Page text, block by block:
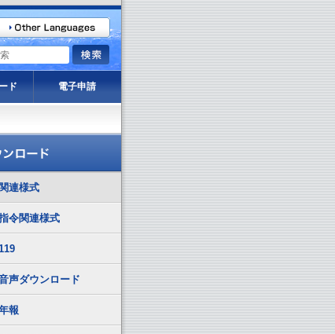
ド 電子申請
連様式
令関連様式
声ダウンロード
報